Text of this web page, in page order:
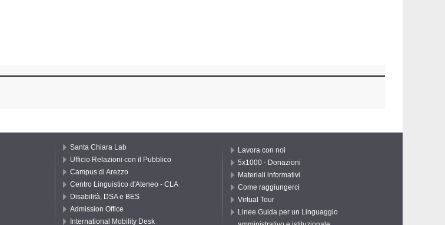
Santa Chiara Lab
Ufficio Relazioni con il Pubblico
Campus di Arezzo
Centro Linguistico d'Ateneo - CLA
Disabilità, DSA e BES
Admission Office
International Mobility Desk
Lavora con noi
5x1000 - Donazioni
Materiali informativi
Come raggiungerci
Virtual Tour
Linee Guida per un Linguaggio